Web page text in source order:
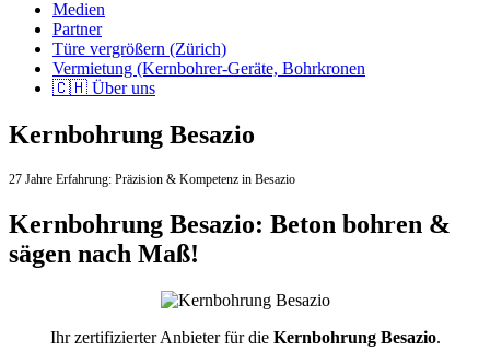
Medien
Partner
Türe vergrößern (Zürich)
Vermietung (Kernbohrer-Geräte, Bohrkronen
🇨🇭 Über uns
Kernbohrung Besazio
27 Jahre Erfahrung: Präzision & Kompetenz in Besazio
Kernbohrung Besazio: Beton bohren &
sägen nach Maß!
Ihr zertifizierter Anbieter für die Kernbohrung Besazio.